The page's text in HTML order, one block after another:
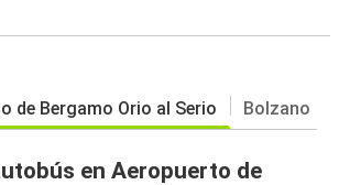
de Bergamo Orio al Serio Bolzano
en Aeropuerto de